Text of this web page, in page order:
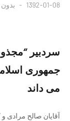
1392-01-08 بدون
سردبير
جمهورى
مى داند
آقایان صالح مرادی